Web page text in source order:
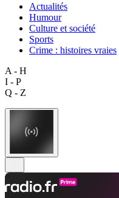
Actualités
Humour
Culture et société
Sports
Crime : histoires vraies
A - H
I - P
Q - Z